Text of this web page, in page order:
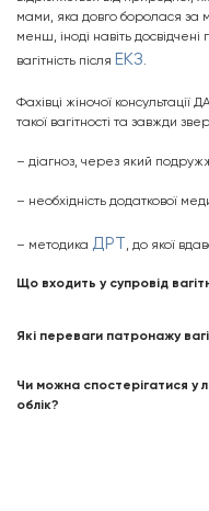
мами, яка довго боролася за
менш, іноді навіть
вагітність після ЕКЗ.
Фахівці жіночої
такої вагітності та завжди
– діагноз, через який
– необхідність додаткової
– методика ДРТ, до якої
Що входить у супровід
Які переваги патронажу
Чи можна спостерігатися у
облік?